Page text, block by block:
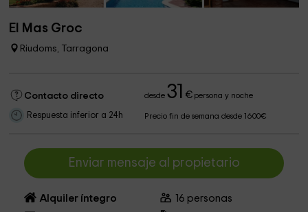
El Mas Groc
Riudoms, Tarragona
Contacto directo desde31 €persona y noche
Respuesta inferior a 24h Precio fin de semana desde 1600€
Enviar mensaje al propietario
Alquiler íntegro 16 personas